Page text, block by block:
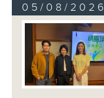
05/08/2026